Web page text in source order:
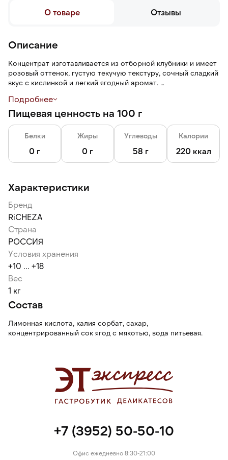
О товаре Отзывы
Описание
Концентрат изготавливается из отборной клубники и имеет
розовый оттенок, густую текучую текстуру, сочный сладкий
вкус с кислинкой и легкий ягодный аромат.
Концентрат хорошо растворяется в горячей и холодной
воде.
Подробнее
Пищевая ценность на 100 г
Белки
0 г
Жиры
0 г
Углеводы
58 г
Калории
220 ккал
Характеристики
Бренд
RiCHEZA
Страна
РОССИЯ
Условия хранения
+10 ... +18
Вес
1 кг
Состав
Лимонная кислота, калия сорбат, сахар,
концентрированный сок ягод с мякотью, вода питьевая.
+7 (3952) 50-50-10
Офис ежедневно 8:30-21:00